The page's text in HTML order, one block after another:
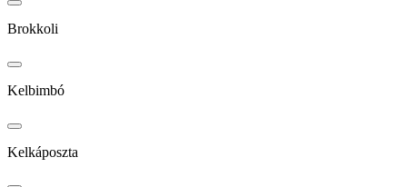
Brokkoli
Kelbimbó
Kelkáposzta